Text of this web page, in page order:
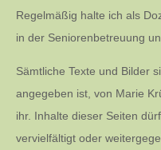
Regelmäßig halte ich als
in der Seniorenbetreuung
Sämtliche Texte und Bilder
angegeben ist, von Marie
ihr. Inhalte dieser Seiten
vervielfältigt oder